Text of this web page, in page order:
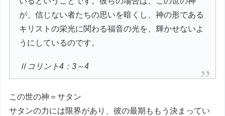
が、信じない者たちの思いを暗くし、神の形である
キリストの栄光に関わる福音の光を、輝かせないよ
うにしているのです。
Ⅱコリント4：3～4
この世の神＝サタン
サタンの力には限界があり、彼の最期ももう決まってい